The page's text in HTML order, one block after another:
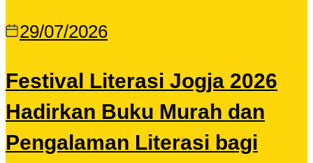
29/07/2026
Festival Literasi Jogja 2026
Hadirkan Buku Murah dan
Pengalaman Literasi bagi